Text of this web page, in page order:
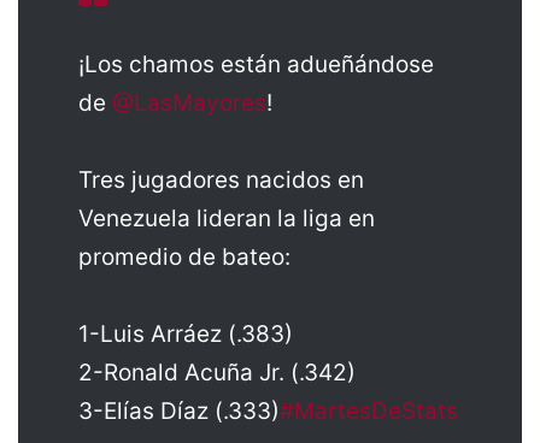
¡Los chamos están adueñándose
de @LasMayores!
Tres jugadores nacidos en
Venezuela lideran la liga en
promedio de bateo:
1-Luis Arráez (.383)
2-Ronald Acuña Jr. (.342)
3-Elías Díaz (.333)#MartesDeStats